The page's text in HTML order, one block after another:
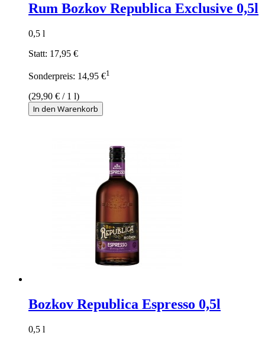
Rum Bozkov Republica Exclusive 0,5l
0,5 l
Statt: 17,95 €
Sonderpreis: 14,95 €1
(29,90 € / 1 l)
In den Warenkorb
Bozkov Republica Espresso 0,5l
0,5 l